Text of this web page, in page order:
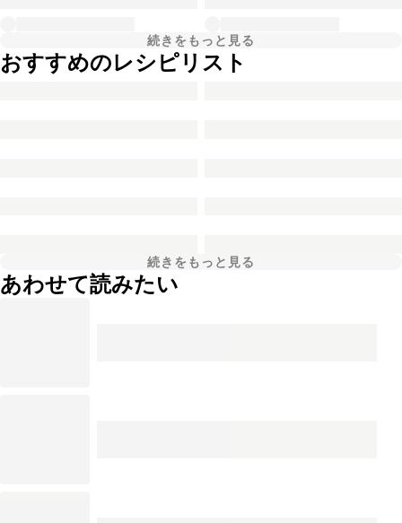
続きをもっと見る
おすすめのレシピリスト
続きをもっと見る
あわせて読みたい